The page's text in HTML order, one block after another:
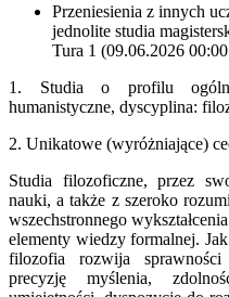
Przeniesienia z innych
jednolite studia
Tura 1 (09.06.2026
1. Studia o profilu
humanistyczne, dyscyplina:
2. Unikatowe (wyróżniające)
Studia filozoficzne, przez
nauki, a także z szeroko
wszechstronnego
elementy wiedzy formalnej.
filozofia rozwija
precyzję myślenia,